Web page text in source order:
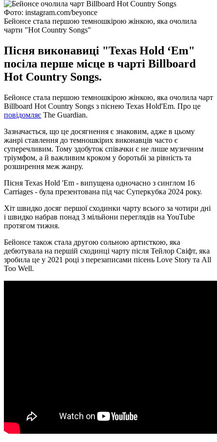
Фото: instagram.com/beyonce
Бейонсе стала першою темношкірою жінкою, яка очолила
чарти "Hot Country Songs"
Пісня виконавиці "Texas Hold ‘Em"
посіла перше місце в чарті Billboard
Hot Country Songs.
Бейонсе стала першою темношкірою жінкою, яка очолила чарт
Billboard Hot Country Songs з піснею Texas Hold'Em. Про це
повідомляє The Guardian.
Зазначається, що це досягнення є знаковим, адже в цьому
жанрі ставлення до темношкірих виконавців часто є
суперечливим. Тому здобуток співачки є не лише музичним
тріумфом, а й важливим кроком у боротьбі за рівність та
розширення меж жанру.
Пісня Texas Hold 'Em - випущена одночасно з синглом 16
Carriages - була презентована під час Суперкубка 2024 року.
Хіт швидко досяг першої сходинки чарту всього за чотири дні
і швидко набрав понад 3 мільйони переглядів на YouTube
протягом тижня.
Бейонсе також стала другою сольною артисткою, яка
дебютувала на першій сходинці чарту після Тейлор Свіфт, яка
зробила це у 2021 році з перезаписами пісень Love Story та All
Too Well.